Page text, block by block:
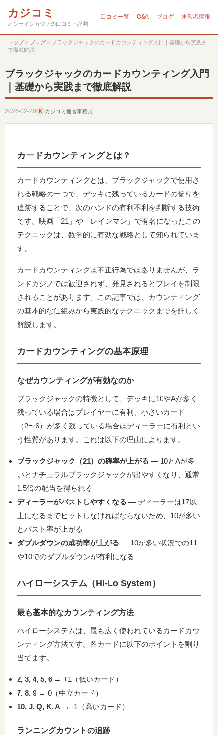
カジコミ
オンラインカジノの口コミ・評判
口コミ一覧 Q&A ブログ 運営者情報
トップ> ブログ > ブラックジャックのカードカウンティング入門｜基礎から実践ま
で徹底解説
ブラックジャックのカードカウンティング入門
｜基礎から実践まで徹底解説
2026-02-20 K カジコミ運営事務局
カードカウンティングとは？
カードカウンティングとは、ブラックジャックで使用さ
れる戦略の一つで、デッキに残っているカードの偏りを
追跡することで、次のハンドの有利不利を判断する技術
です。映画「21」や「レインマン」で有名になったこの
テクニックは、数学的に有効な戦略として知られていま
す。
カードカウンティングは不正行為ではありませんが、ラ
ンドカジノでは歓迎されず、発見されるとプレイを制限
されることがあります。この記事では、カウンティング
の基本的な仕組みから実践的なテクニックまでを詳しく
解説します。
カードカウンティングの基本原理
なぜカウンティングが有効なのか
ブラックジャックの特徴として、デッキに10やAが多く
残っている場合はプレイヤーに有利、小さいカード
（2〜6）が多く残っている場合はディーラーに有利とい
う性質があります。これは以下の理由によります。
ブラックジャック（21）の確率が上がる — 10とAが多
いとナチュラルブラックジャックが出やすくなり、通常
1.5倍の配当を得られる
ディーラーがバストしやすくなる — ディーラーは17以
上になるまでヒットしなければならないため、10が多い
とバスト率が上がる
ダブルダウンの成功率が上がる — 10が多い状況での11
や10でのダブルダウンが有利になる
ハイローシステム（Hi-Lo System）
最も基本的なカウンティング方法
ハイローシステムは、最も広く使われているカードカウ
ンティング方法です。各カードに以下のポイントを割り
当てます。
2, 3, 4, 5, 6 → +1（低いカード）
7, 8, 9 → 0（中立カード）
10, J, Q, K, A → -1（高いカード）
ランニングカウントの追跡